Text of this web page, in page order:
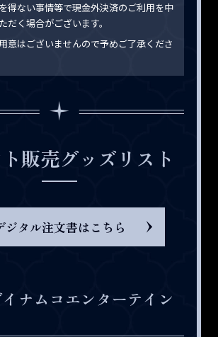
得ない事情等で現金外決済のご利用を中
だく場合がございます。
意はございませんので予めご了承くださ
販売グッズリスト
ジタル注文書はこちら
ナムコエンターテイン